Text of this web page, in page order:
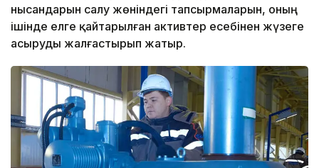
нысандарын салу жөніндегі тапсырмаларын, оның
ішінде елге қайтарылған активтер есебінен жүзеге
асыруды жалғастырып жатыр.